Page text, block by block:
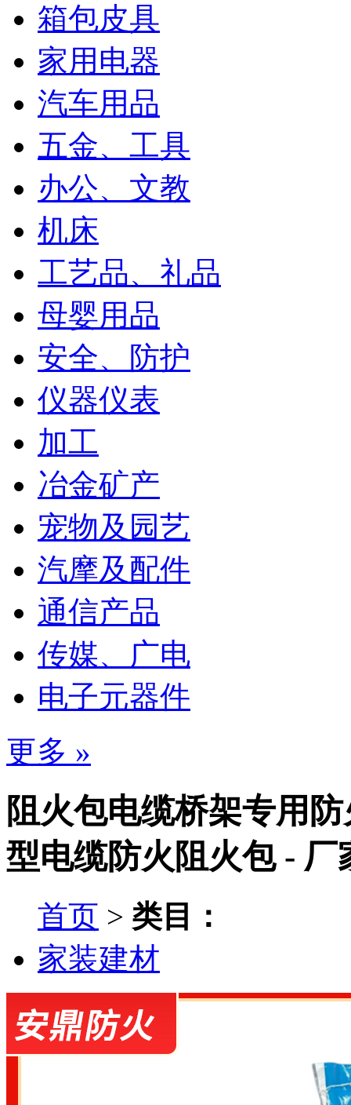
箱包皮具
家用电器
汽车用品
五金、工具
办公、文教
机床
工艺品、礼品
母婴用品
安全、防护
仪器仪表
加工
冶金矿产
宠物及园艺
汽摩及配件
通信产品
传媒、广电
电子元器件
更多 »
阻火包电缆桥架专用
型电缆防火阻火包 - 厂
首页 > 类目：
家装建材